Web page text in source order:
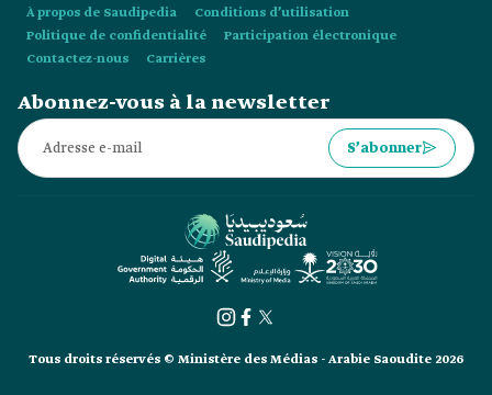
À propos de Saudipedia
Conditions d’utilisation
Politique de confidentialité
Participation électronique
Contactez-nous
Carrières
Abonnez-vous à la newsletter
S’abonner
Tous droits réservés © Ministère des Médias - Arabie Saoudite 2026